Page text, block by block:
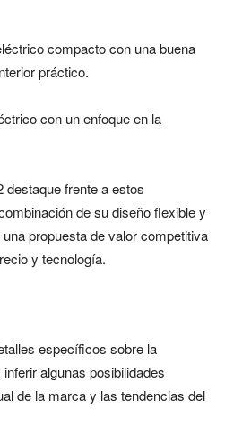
compacto con una buena
práctico.
con un enfoque en la
destaque frente a estos
de su diseño flexible y
propuesta de valor competitiva
y tecnología.
específicos sobre la
algunas posibilidades
de la marca y las tendencias del